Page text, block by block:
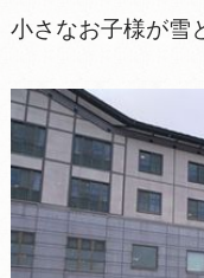
小さなお子様が雪